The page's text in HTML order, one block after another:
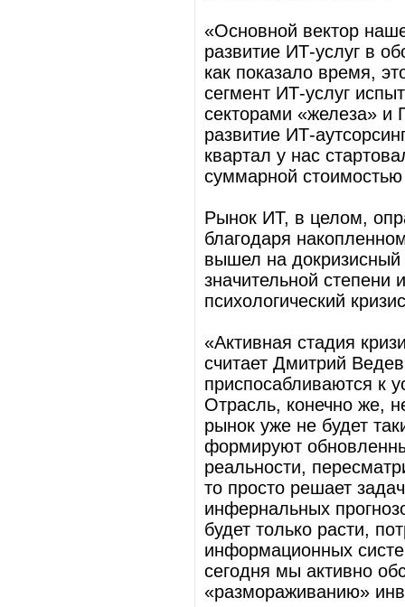
«Основной вектор
развитие ИТ-услуг в
как показало время,
сегмент ИТ-услуг
секторами «железа» и
развитие ИТ-
квартал у нас
суммарной
Рынок ИТ, в целом,
благодаря
вышел на докризисный
значительной степени
психологический
«Активная стадия
считает Дмитрий
приспосабливаются к
Отрасль, конечно же,
рынок уже не будет
формируют
реальности,
то просто решает
инфернальных
будет только расти,
информационных
сегодня мы активно
«размораживанию»